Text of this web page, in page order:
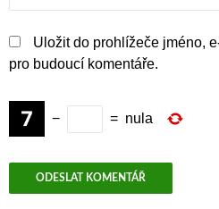
Uložit do prohlížeče jméno,
pro budoucí komentáře.
− = nula